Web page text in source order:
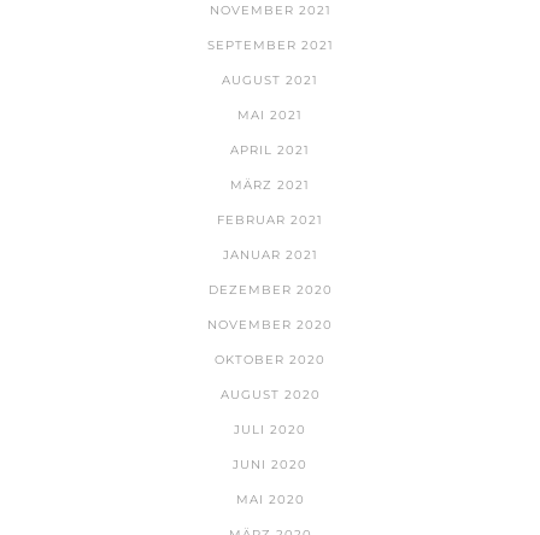
NOVEMBER 2021
SEPTEMBER 2021
AUGUST 2021
MAI 2021
APRIL 2021
MÄRZ 2021
FEBRUAR 2021
JANUAR 2021
DEZEMBER 2020
NOVEMBER 2020
OKTOBER 2020
AUGUST 2020
JULI 2020
JUNI 2020
MAI 2020